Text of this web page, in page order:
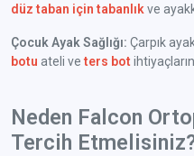
düz taban için tabanlık ve
Çocuk Ayak Sağlığı: Çarpık
botu ateli veters bot
Neden Falcon
Tercih